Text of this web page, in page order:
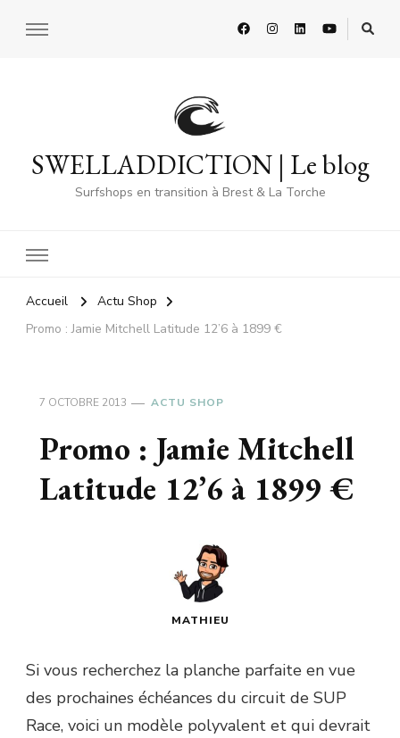
SWELLADDICTION | Le blog
Surfshops en transition à Brest & La Torche
Accueil
Actu Shop
Promo : Jamie Mitchell Latitude 12’6 à 1899 €
7 OCTOBRE 2013 ACTU SHOP
Promo : Jamie Mitchell
Latitude 12’6 à 1899 €
MATHIEU
Si vous recherchez la planche parfaite en vue
des prochaines échéances du circuit de SUP
Race, voici un modèle polyvalent et qui devrait